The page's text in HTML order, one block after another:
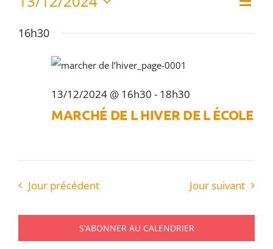
for
13/12/2024
par
Jour
une
16h30
MARCHÉ DE L HIVER DE L ÉCOLE
13/12/2024 @ 16h30 - 18h30
Jour précédent Jour suivant
S’ABONNER AU CALENDRIER